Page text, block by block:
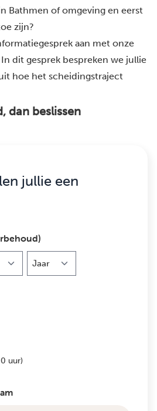
Bathmen of omgeving en eerst
zijn?
aan met onze
dit gesprek bespreken we jullie
hoe het scheidingstraject
dan beslissen
jullie een
uur)